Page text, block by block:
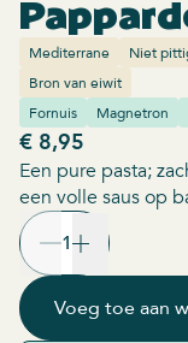
Mediterrane Niet
Bron van eiwit
Fornuis
Magnetron
€ 8,95
Een pure pasta;
een volle saus op
1
Voeg toe aan